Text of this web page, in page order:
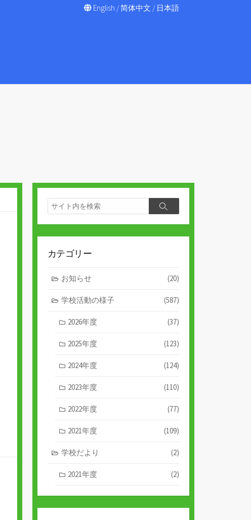
English /简体中文 / 日本語
検
索
検
カテゴリー
お知らせ (20)
学校活動の様子 (587)
2026年度 (37)
2025年度 (123)
2024年度 (124)
2023年度 (110)
2022年度 (77)
2021年度 (109)
学校だより (2)
2021年度 (2)